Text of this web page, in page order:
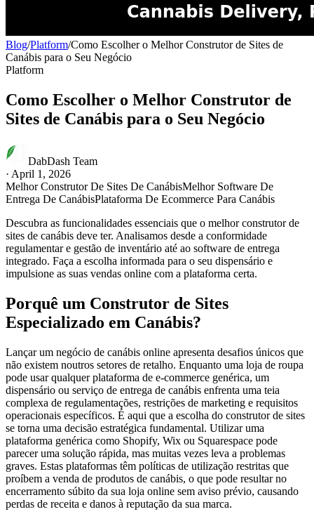
Blog/Platform/Como Escolher o Melhor Construtor de Sites de
Canábis para o Seu Negócio
Platform
Como Escolher o Melhor Construtor de
Sites de Canábis para o Seu Negócio
DabDash Team
· April 1, 2026
Melhor Construtor De Sites De CanábisMelhor Software De
Entrega De CanábisPlataforma De Ecommerce Para Canábis
Descubra as funcionalidades essenciais que o melhor construtor de
sites de canábis deve ter. Analisamos desde a conformidade
regulamentar e gestão de inventário até ao software de entrega
integrado. Faça a escolha informada para o seu dispensário e
impulsione as suas vendas online com a plataforma certa.
Porquê um Construtor de Sites
Especializado em Canábis?
Lançar um negócio de canábis online apresenta desafios únicos que
não existem noutros setores de retalho. Enquanto uma loja de roupa
pode usar qualquer plataforma de e-commerce genérica, um
dispensário ou serviço de entrega de canábis enfrenta uma teia
complexa de regulamentações, restrições de marketing e requisitos
operacionais específicos. É aqui que a escolha do construtor de sites
se torna uma decisão estratégica fundamental. Utilizar uma
plataforma genérica como Shopify, Wix ou Squarespace pode
parecer uma solução rápida, mas muitas vezes leva a problemas
graves. Estas plataformas têm políticas de utilização restritas que
proíbem a venda de produtos de canábis, o que pode resultar no
encerramento súbito da sua loja online sem aviso prévio, causando
perdas de receita e danos à reputação da sua marca.